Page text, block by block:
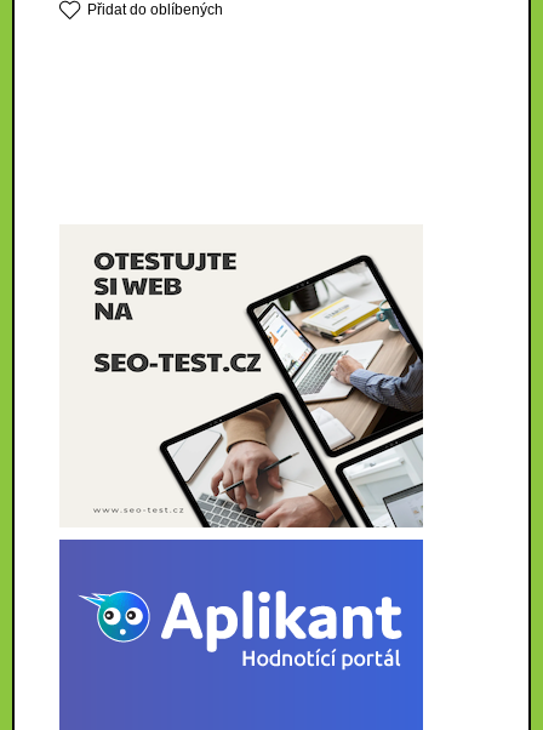
Přidat do oblíbených